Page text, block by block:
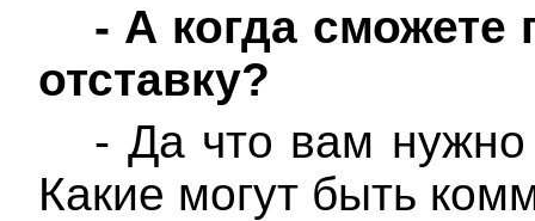
- А когда
отставку?
- Да что вам
Какие могут быть